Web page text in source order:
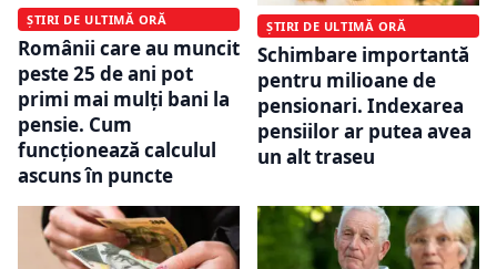
ȘTIRI DE ULTIMĂ ORĂ
Românii care au muncit
peste 25 de ani pot
primi mai mulți bani la
pensie. Cum
funcționează calculul
ascuns în puncte
ȘTIRI DE ULTIMĂ ORĂ
Schimbare importantă
pentru milioane de
pensionari. Indexarea
pensiilor ar putea avea
un alt traseu